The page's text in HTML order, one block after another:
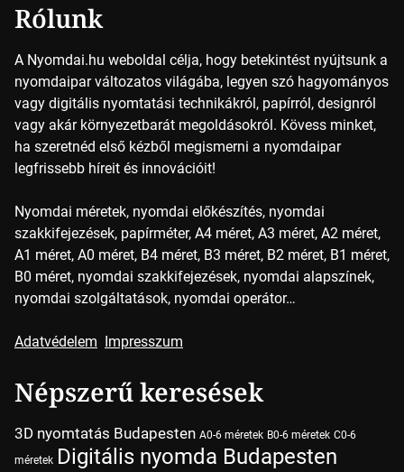
Rólunk
A Nyomdai.hu weboldal célja, hogy betekintést nyújtsunk a
nyomdaipar változatos világába, legyen szó hagyományos
vagy digitális nyomtatási technikákról, papírról, designról
vagy akár környezetbarát megoldásokról. Kövess minket,
ha szeretnéd első kézből megismerni a nyomdaipar
legfrissebb híreit és innovációit!
Nyomdai méretek, nyomdai előkészítés, nyomdai
szakkifejezések, papírméter, A4 méret, A3 méret, A2 méret,
A1 méret, A0 méret, B4 méret, B3 méret, B2 méret, B1 méret,
B0 méret, nyomdai szakkifejezések, nyomdai alapszínek,
nyomdai szolgáltatások, nyomdai operátor…
Adatvédelem Impresszum
Népszerű keresések
3D nyomtatás Budapesten A0-6 méretek B0-6 méretek C0-6
méretek Digitális nyomda Budapesten